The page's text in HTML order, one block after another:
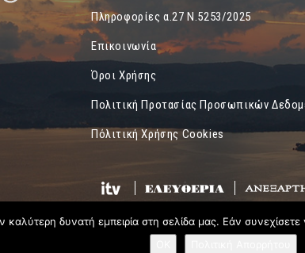
Πληροφορίες α.27 Ν.5253/2025
Επικοινωνία
Όροι Χρήσης
Πολιτική Προτασίας Προσωπικών
Πόλιτική Χρήσης Cookies
δυνατή εμπειρία στη σελίδα μας. Εάν